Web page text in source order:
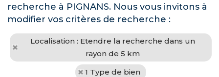
recherche à PIGNANS. Nous vous invitons à
modifier vos critères de recherche :
Localisation : Etendre la recherche dans un
rayon de 5 km
1 Type de bien